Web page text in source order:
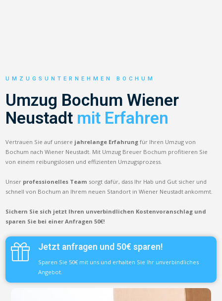
UMZUGSUNTERNEHMEN BOCHUM
Umzug Bochum Wiener
Neustadt mit Erfahren
Vertrauen Sie auf unsere jahrelange Erfahrung für Ihren Umzug von
Bochum nach Wiener Neustadt. Mit Umzug Breuer Bochum profitieren Sie
von einem reibungslosen und effizienten Umzugsprozess.
Unser professionelles Team sorgt dafür, dass Ihr Hab und Gut sicher und
schnell von Bochum an Ihrem neuen Standort in Wiener Neustadt ankommt.
Sichern Sie sich jetzt Ihren unverbindlichen Kostenvoranschlag und
sparen Sie bei einer Anfragen 50€!
Jetzt anfragen und 50€ sparen!
Sparen Sie 50€ mit uns und erhalten Sie Ihr unverbindliches
Angebot.